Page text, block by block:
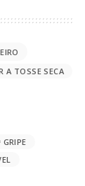
A TOSSE SECA
GRIPE